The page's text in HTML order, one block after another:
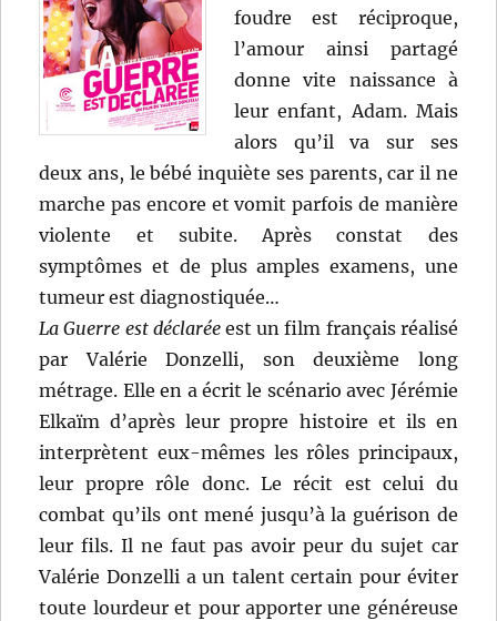
foudre est réciproque,
l’amour ainsi partagé
donne vite naissance à
leur enfant, Adam. Mais
alors qu’il va sur ses
deux ans, le bébé inquiète ses parents, car il ne
marche pas encore et vomit parfois de manière
violente et subite. Après constat des
symptômes et de plus amples examens, une
tumeur est diagnostiquée…
La Guerre est déclaréeest un film français réalisé
par Valérie Donzelli, son deuxième long
métrage. Elle en a écrit le scénario avec Jérémie
Elkaïm d’après leur propre histoire et ils en
interprètent eux-mêmes les rôles principaux,
leur propre rôle donc. Le récit est celui du
combat qu’ils ont mené jusqu’à la guérison de
leur fils. Il ne faut pas avoir peur du sujet car
Valérie Donzelli a un talent certain pour éviter
toute lourdeur et pour apporter une généreuse